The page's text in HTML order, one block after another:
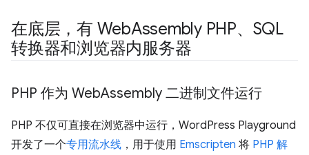
在底层，有 WebAssembly PHP、SQL
转换器和浏览器内服务器
PHP 作为 WebAssembly 二进制文件运行
PHP 不仅可直接在浏览器中运行，WordPress Playground
开发了一个专用流水线 ，用于使用 Emscripten 将 PHP 解